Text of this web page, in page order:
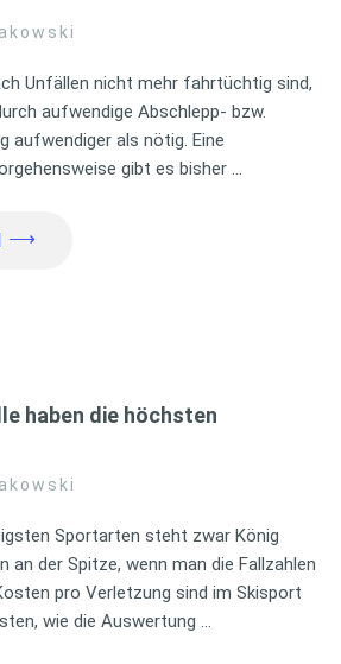
Unfällen nicht mehr fahrtüchtig sind,
aufwendige Abschlepp- bzw.
aufwendiger als nötig. Eine
gibt es bisher …
⟶
haben die höchsten
Sportarten steht zwar König
an der Spitze, wenn man die Fallzahlen
pro Verletzung sind im Skisport
wie die Auswertung …